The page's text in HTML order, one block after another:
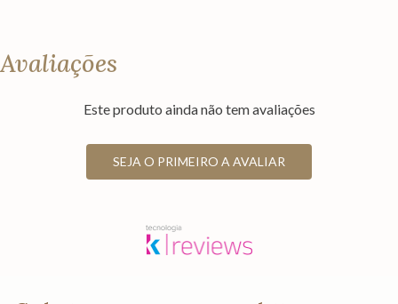
Avaliações
Este produto ainda não tem avaliações
SEJA O PRIMEIRO A AVALIAR